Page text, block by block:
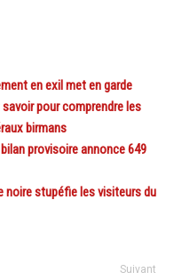
en exil met en garde
savoir pour comprendre les
birmans
bilan provisoire annonce 649
noire stupéfie les visiteurs du
Suivant